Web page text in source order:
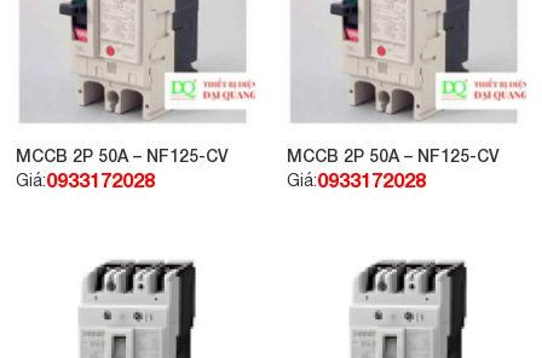
MCCB 2P 50A – NF125-CV
Giá:0933172028
MCCB 2P 50A – NF125-CV
Giá:0933172028